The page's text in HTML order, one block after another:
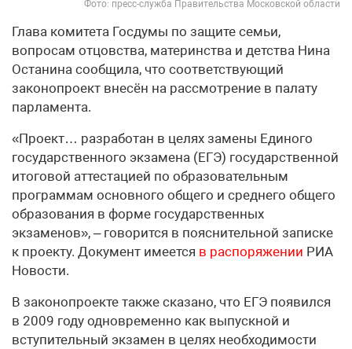
Фото: пресс-служба Правительства Московской области
Глава комитета Госдумы по защите семьи,
вопросам отцовства, материнства и детства Нина
Останина сообщила, что соответствующий
законопроект внесён на рассмотрение в палату
парламента.
«Проект… разработан в целях замены Единого
государственного экзамена (ЕГЭ) государственной
итоговой аттестацией по образовательным
программам основного общего и среднего общего
образования в форме государственных
экзаменов», – говорится в пояснительной записке
к проекту. Документ имеется в распоряжении РИА
Новости.
В законопроекте также сказано, что ЕГЭ появился
в 2009 году одновременно как выпускной и
вступительный экзамен в целях необходимости